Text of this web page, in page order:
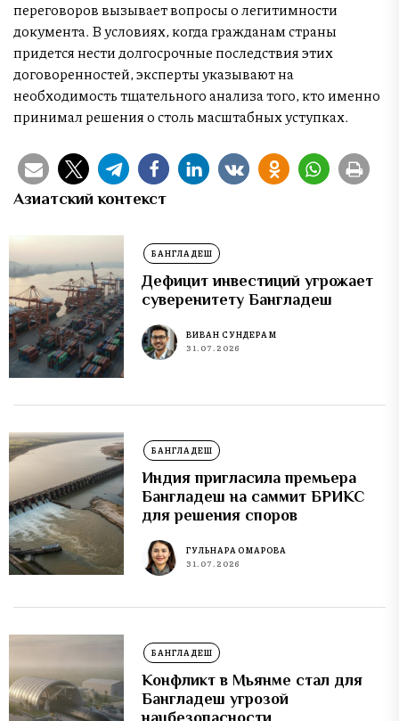
переговоров вызывает вопросы о легитимности
документа. В условиях, когда гражданам страны
придется нести долгосрочные последствия этих
договоренностей, эксперты указывают на
необходимость тщательного анализа того, кто именно
принимал решения о столь масштабных уступках.
Азиатский контекст
БАНГЛАДЕШ
Дефицит инвестиций угрожает
суверенитету Бангладеш
ВИВАН СУНДЕРАМ
31.07.2026
БАНГЛАДЕШ
Индия пригласила премьера
Бангладеш на саммит БРИКС
для решения споров
ГУЛЬНАРА ОМАРОВА
31.07.2026
БАНГЛАДЕШ
Конфликт в Мьянме стал для
Бангладеш угрозой
нацбезопасности